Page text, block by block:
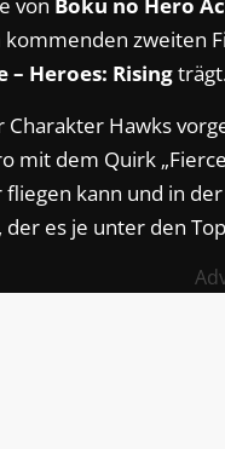
zweiten
Heroes: Rising
Hawks
mit dem Quirk
kann und in
es je unter den